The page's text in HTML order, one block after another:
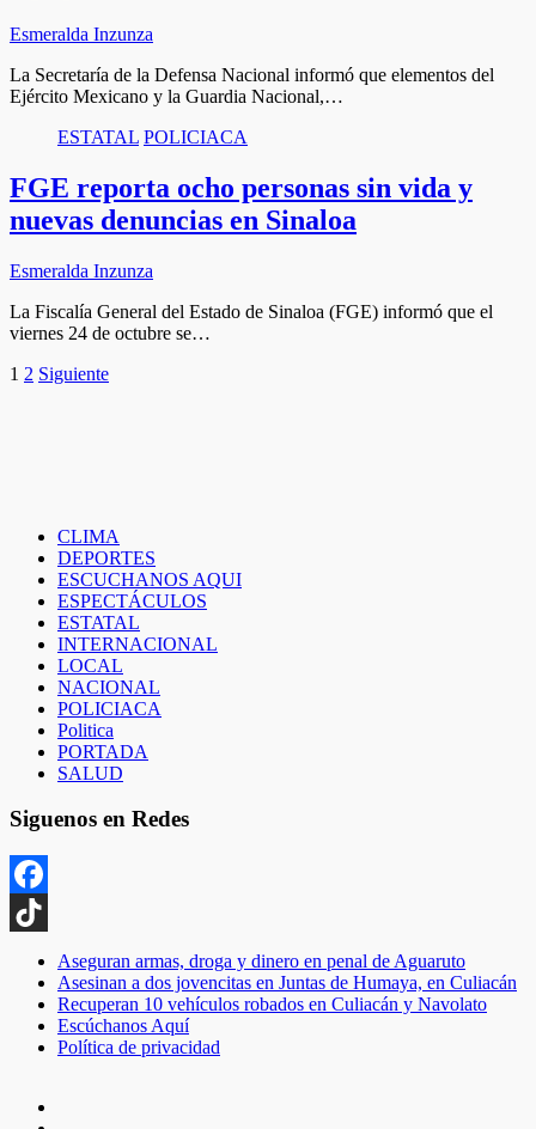
Esmeralda Inzunza
La Secretaría de la Defensa Nacional informó que elementos del
Ejército Mexicano y la Guardia Nacional,…
ESTATAL POLICIACA
FGE reporta ocho personas sin vida y
nuevas denuncias en Sinaloa
Esmeralda Inzunza
La Fiscalía General del Estado de Sinaloa (FGE) informó que el
viernes 24 de octubre se…
Paginación
1 2 Siguiente
CLIMA
DEPORTES
ESCUCHANOS AQUI
ESPECTÁCULOS
ESTATAL
INTERNACIONAL
LOCAL
NACIONAL
POLICIACA
Politica
PORTADA
SALUD
Siguenos en Redes
Facebook
TikTok
Aseguran armas, droga y dinero en penal de Aguaruto
Asesinan a dos jovencitas en Juntas de Humaya, en Culiacán
Recuperan 10 vehículos robados en Culiacán y Navolato
Escúchanos Aquí
Política de privacidad